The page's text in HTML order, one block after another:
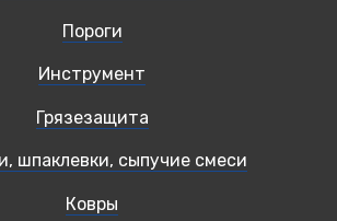
Пороги
Инструмент
Грязезащита
шпаклевки, сыпучие смеси
Ковры